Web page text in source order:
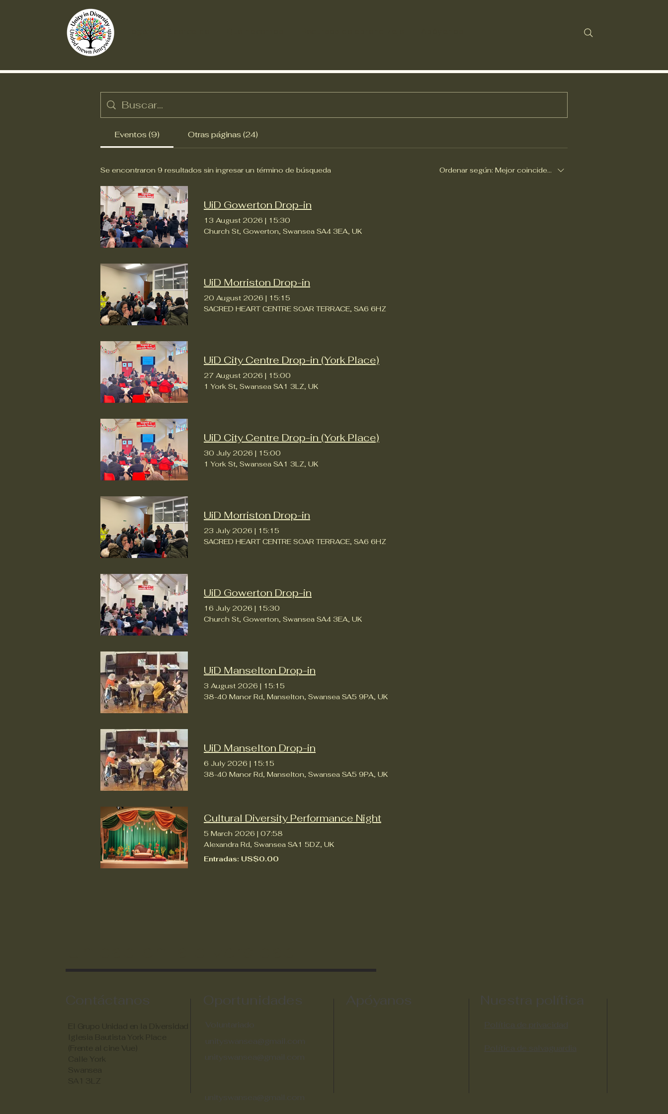
Eventos (9) Otras páginas (24)
Se encontraron 9 resultados sin ingresar un término de búsqueda Ordenar según: Mejor coincidencia
UiD Gowerton Drop-in
13 August 2026 | 15:30
Church St, Gowerton, Swansea SA4 3EA, UK
UiD Morriston Drop-in
20 August 2026 | 15:15
SACRED HEART CENTRE SOAR TERRACE, SA6 6HZ
UiD City Centre Drop-in (York Place)
27 August 2026 | 15:00
1 York St, Swansea SA1 3LZ, UK
UiD City Centre Drop-in (York Place)
30 July 2026 | 15:00
1 York St, Swansea SA1 3LZ, UK
UiD Morriston Drop-in
23 July 2026 | 15:15
SACRED HEART CENTRE SOAR TERRACE, SA6 6HZ
UiD Gowerton Drop-in
16 July 2026 | 15:30
Church St, Gowerton, Swansea SA4 3EA, UK
UiD Manselton Drop-in
3 August 2026 | 15:15
38-40 Manor Rd, Manselton, Swansea SA5 9PA, UK
UiD Manselton Drop-in
6 July 2026 | 15:15
38-40 Manor Rd, Manselton, Swansea SA5 9PA, UK
Cultural Diversity Performance Night
5 March 2026 | 07:58
Alexandra Rd, Swansea SA1 5DZ, UK
Entradas: US$0.00
Contáctanos
El Grupo Unidad en la Diversidad
Iglesia Bautista York Place
(Frente al cine Vue)
Calle York
Swansea
SA1 3LZ
Oportunidades
Voluntariado
unityswansea@gmail.com
unityswansea@gmail.com
unityswansea@gmail.com
Apóyanos Nuestra política
Política de privacidad
Política de salvaguardia